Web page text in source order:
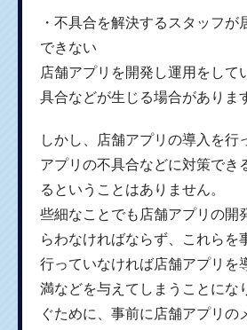
・不具合を解決するスタッフが
できない
店舗アプリを開発し運用をして
具合などが生じる場合がありま
しかし、店舗アプリの導入を行
アプリの不具合などに対策でき
るということはありません。
些細なことでも店舗アプリの開
らわなければならず、これらを
行っていなければ店舗アプリを
満などを与えてしまうことにな
ぐために、事前に店舗アプリの